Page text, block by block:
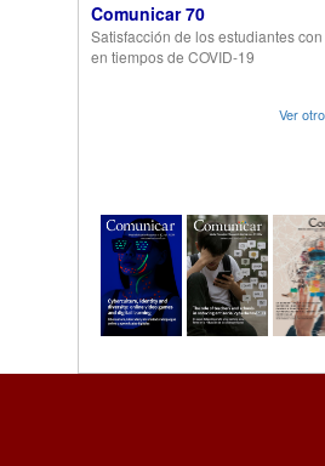
Comunicar 70
Satisfacción de los estudiantes
en tiempos de COVID-19
Ver